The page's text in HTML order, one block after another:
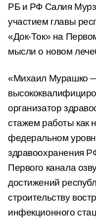
РБ и РФ Салия
участием главы
«Док-Ток» на
мысли о новом
«Михаил Мурашко
организатор
стажем работы как
федеральном
здравоохранения
Первого канала
достижений
строительству
инфекционного